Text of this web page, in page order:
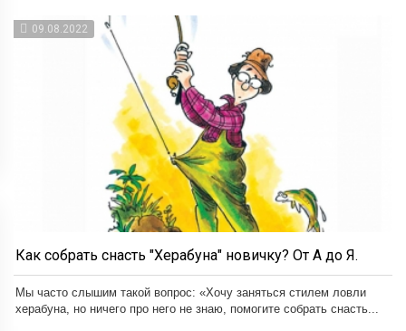
09.08.2022
Как собрать снасть "Херабуна" новичку? От А до Я.
Мы часто слышим такой вопрос: «Хочу заняться стилем ловли
херабуна, но ничего про него не знаю, помогите собрать снасть...